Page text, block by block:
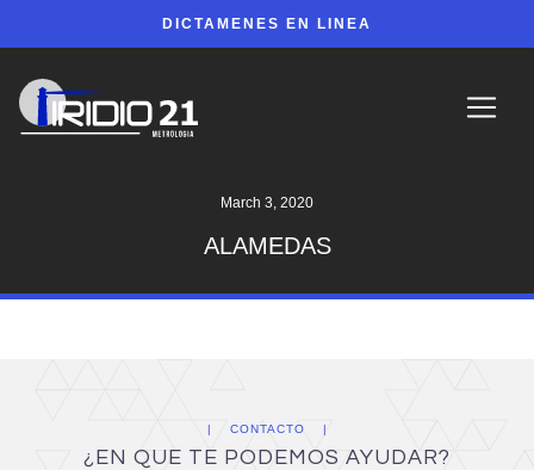
DICTAMENES EN LINEA
March 3, 2020
ALAMEDAS
CONTACTO
¿EN QUE TE PODEMOS AYUDAR?